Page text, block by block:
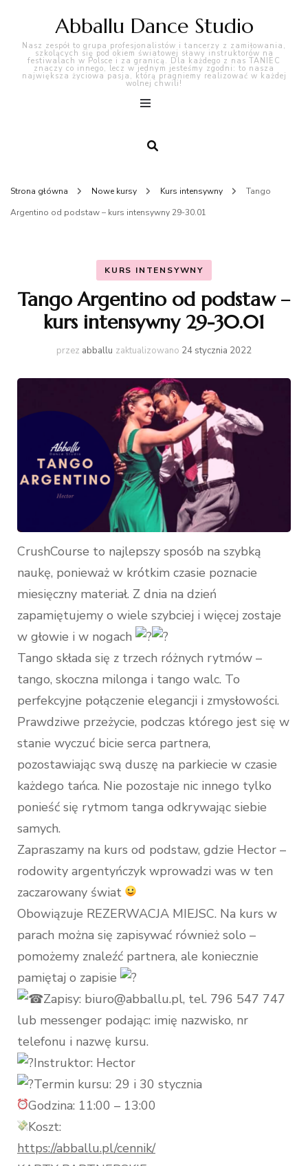
Abballu Dance Studio
Nasz zespół to grupa profesjonalistów i tancerzy z zamiłowania,
szkolących się pod okiem światowej sławy instruktorów na
festiwalach w Polsce i za granicą. Dla każdego z nas TANIEC
znaczy co innego, lecz w jednym jesteśmy zgodni: to nasza
największa życiowa pasja, którą pragniemy realizować w każdej
wolnej chwili!
Strona główna Nowe kursy Kurs intensywny
Tango
Argentino od podstaw – kurs intensywny 29-30.01
KURS INTENSYWNY
Tango Argentino od podstaw –
kurs intensywny 29-30.01
przez abballu zaktualizowano 24 stycznia 2022
CrushCourse to najlepszy sposób na szybką
naukę, ponieważ w krótkim czasie poznacie
miesięczny materiał. Z dnia na dzień
zapamiętujemy o wiele szybciej i więcej zostaje
w głowie i w nogach
Tango składa się z trzech różnych rytmów –
tango, skoczna milonga i tango walc. To
perfekcyjne połączenie elegancji i zmysłowości.
Prawdziwe przeżycie, podczas którego jest się w
stanie wyczuć bicie serca partnera,
pozostawiając swą duszę na parkiecie w czasie
każdego tańca. Nie pozostaje nic innego tylko
ponieść się rytmom tanga odkrywając siebie
samych.
Zapraszamy na kurs od podstaw, gdzie Hector –
rodowity argentyńczyk wprowadzi was w ten
zaczarowany świat
Obowiązuje REZERWACJA MIEJSC. Na kurs w
parach można się zapisywać również solo –
pomożemy znaleźć partnera, ale koniecznie
pamiętaj o zapisie
Zapisy: biuro@abballu.pl, tel. 796 547 747
lub messenger podając: imię nazwisko, nr
telefonu i nazwę kursu.
Instruktor: Hector
Termin kursu: 29 i 30 stycznia
Godzina: 11:00 – 13:00
Koszt:
https://abballu.pl/cennik/